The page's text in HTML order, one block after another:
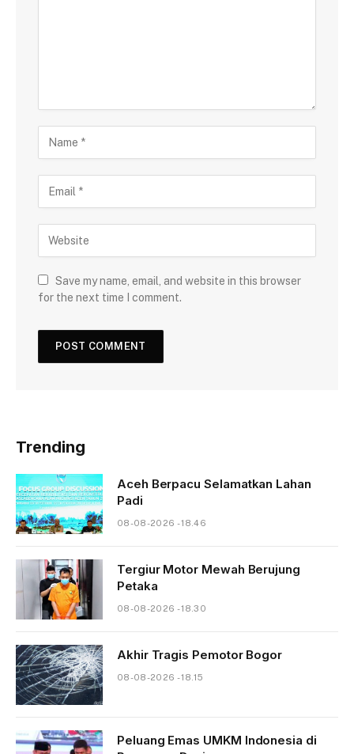
Save my name, email, and website in this browser
for the next time I comment.
Trending
Aceh Berpacu Selamatkan Lahan
Padi
08-08-2026 - 18.46
Tergiur Motor Mewah Berujung
Petaka
08-08-2026 - 18.30
Akhir Tragis Pemotor Bogor
08-08-2026 - 18.15
Peluang Emas UMKM Indonesia di